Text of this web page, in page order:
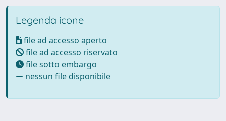
Legenda icone
file ad accesso aperto
file ad accesso riservato
file sotto embargo
nessun file disponibile